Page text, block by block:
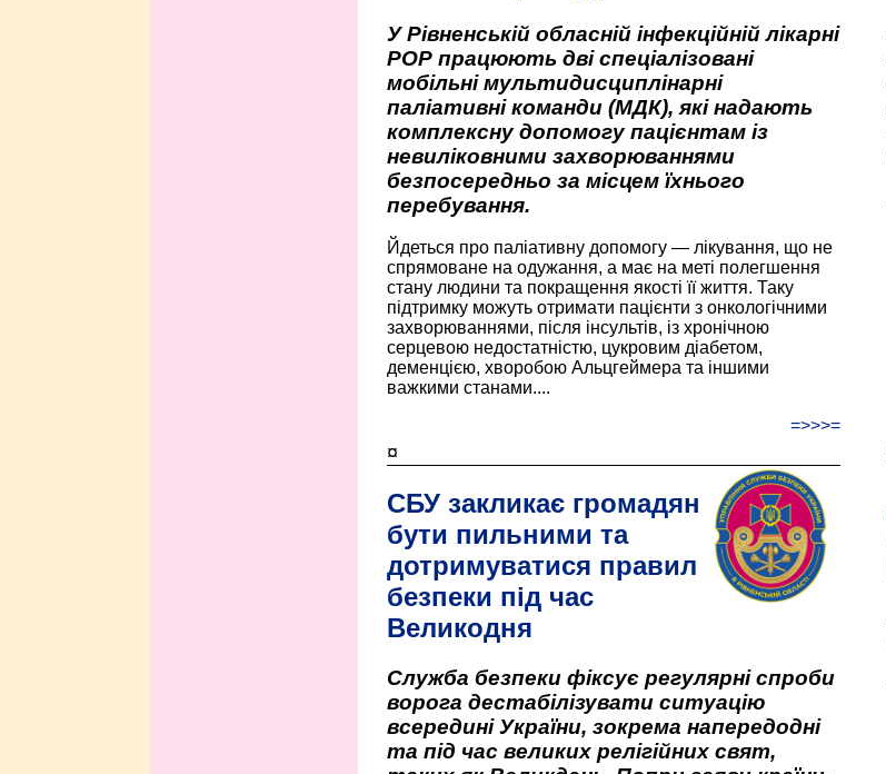
У Рівненській обласній інфекційній лікарні
РОР працюють дві спеціалізовані
мобільні мультидисциплінарні
паліативні команди (МДК), які надають
комплексну допомогу пацієнтам із
невиліковними захворюваннями
безпосередньо за місцем їхнього
перебування.
Йдеться про паліативну допомогу — лікування, що не
спрямоване на одужання, а має на меті полегшення
стану людини та покращення якості її життя. Таку
підтримку можуть отримати пацієнти з онкологічними
захворюваннями, після інсультів, із хронічною
серцевою недостатністю, цукровим діабетом,
деменцією, хворобою Альцгеймера та іншими
важкими станами....
=>>>=
¤
СБУ закликає громадян
бути пильними та
дотримуватися правил
безпеки під час
Великодня
Служба безпеки фіксує регулярні спроби
ворога дестабілізувати ситуацію
всередині України, зокрема напередодні
та під час великих релігійних свят,